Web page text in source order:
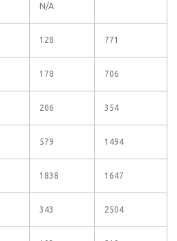
N/A
128 771
178 706
206 354
579 1494
1838 1647
343 2504